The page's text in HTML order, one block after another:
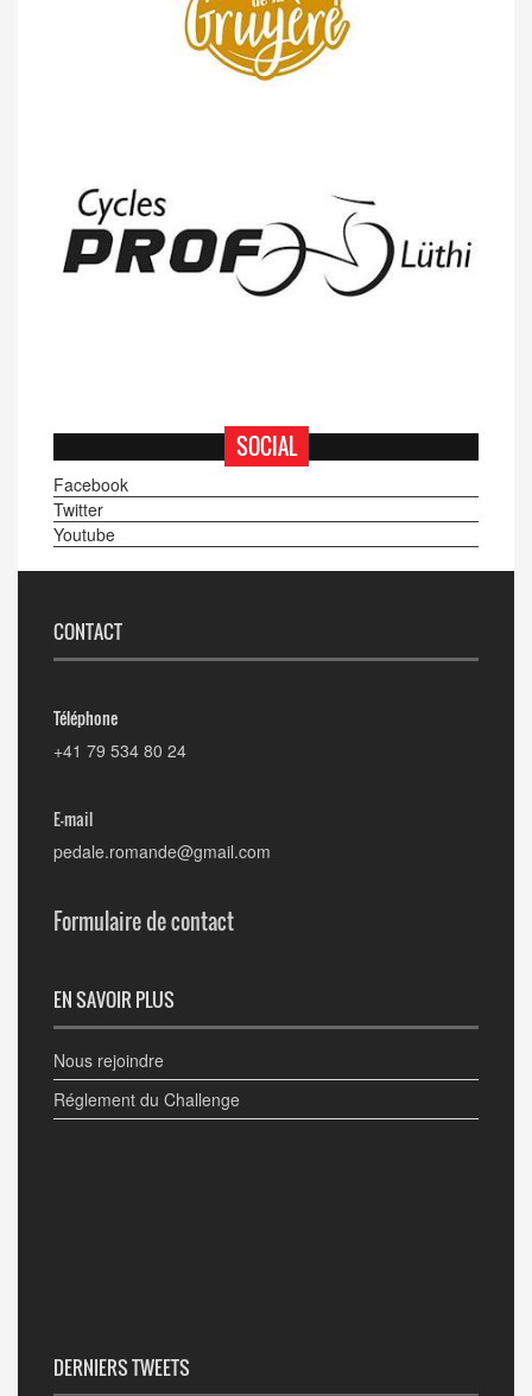
SOCIAL
Facebook
Twitter
Youtube
CONTACT
Téléphone
+41 79 534 80 24
E-mail
pedale.romande@gmail.com
Formulaire de contact
EN SAVOIR PLUS
Nous rejoindre
Réglement du Challenge
DERNIERS TWEETS